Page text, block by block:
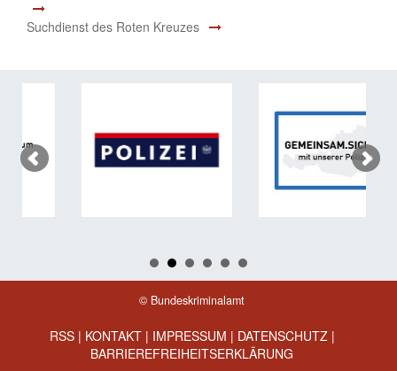
Suchdienst des Roten Kreuzes
© Bundeskriminalamt
RSS| KONTAKT| IMPRESSUM | DATENSCHUTZ|
BARRIEREFREIHEITSERKLÄRUNG